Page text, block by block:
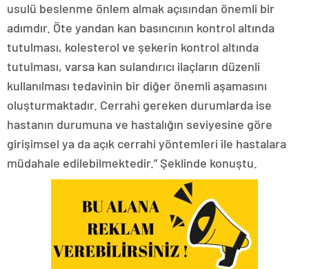
usulü beslenme önlem almak açısından önemli bir
adımdır. Öte yandan kan basıncının kontrol altında
tutulması, kolesterol ve şekerin kontrol altında
tutulması, varsa kan sulandırıcı ilaçların düzenli
kullanılması tedavinin bir diğer önemli aşamasını
oluşturmaktadır. Cerrahi gereken durumlarda ise
hastanın durumuna ve hastalığın seviyesine göre
girişimsel ya da açık cerrahi yöntemleri ile hastalara
müdahale edilebilmektedir.” Şeklinde konuştu.